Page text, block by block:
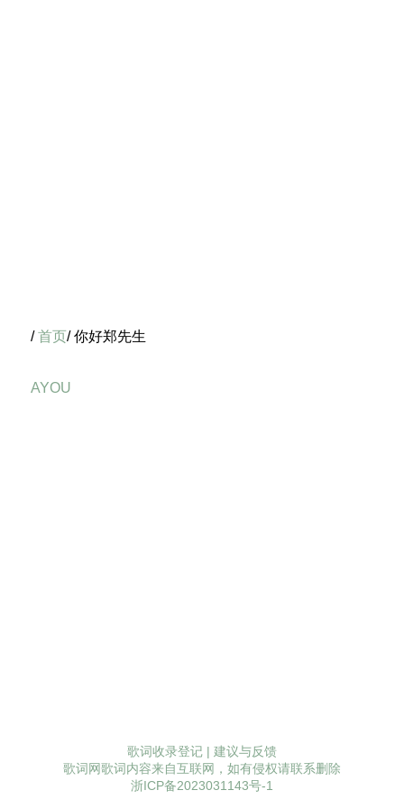
/首页/ 你好郑先生
AYOU
歌词收录登记 | 建议与反馈
歌词网歌词内容来自互联网，如有侵权请联系删除
浙ICP备2023031143号-1